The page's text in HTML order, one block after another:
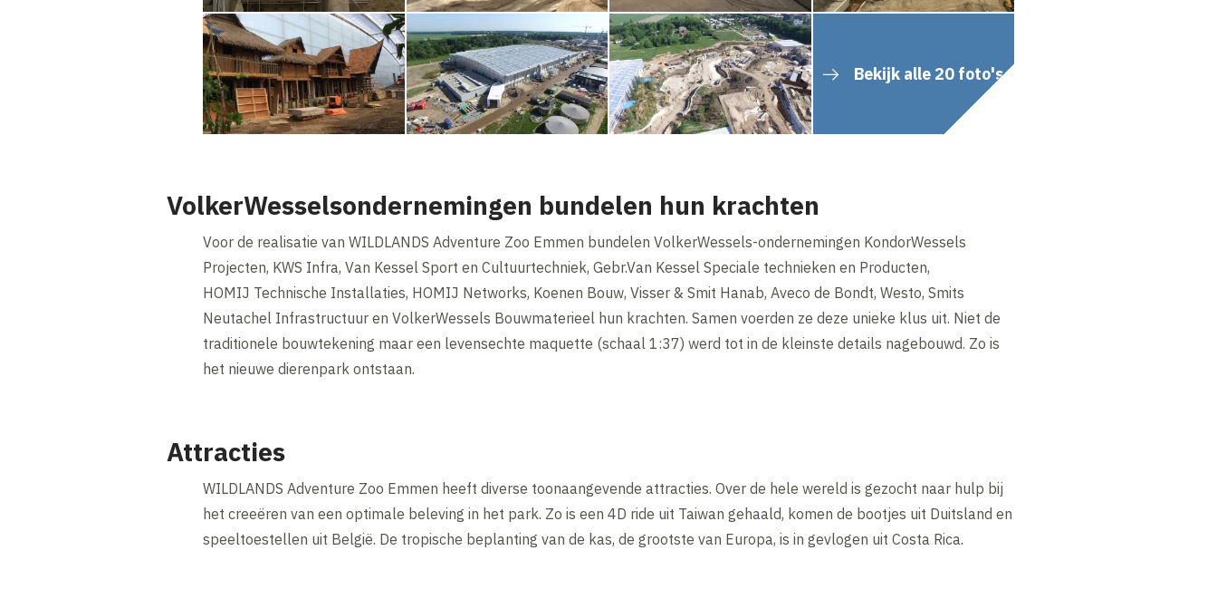
Bekijk alle 20 foto's
VolkerWesselsondernemingen bundelen hun krachten
Voor de realisatie van WILDLANDS Adventure Zoo Emmen bundelen VolkerWessels-ondernemingen KondorWessels
Projecten, KWS Infra, Van Kessel Sport en Cultuurtechniek, Gebr.Van Kessel Speciale technieken en Producten,
HOMIJ Technische Installaties, HOMIJ Networks, Koenen Bouw, Visser & Smit Hanab, Aveco de Bondt, Westo, Smits
Neutachel Infrastructuur en VolkerWessels Bouwmaterieel hun krachten. Samen voerden ze deze unieke klus uit. Niet de
traditionele bouwtekening maar een levensechte maquette (schaal 1:37) werd tot in de kleinste details nagebouwd. Zo is
het nieuwe dierenpark ontstaan.
Attracties
WILDLANDS Adventure Zoo Emmen heeft diverse toonaangevende attracties. Over de hele wereld is gezocht naar hulp bij
het creeëren van een optimale beleving in het park. Zo is een 4D ride uit Taiwan gehaald, komen de bootjes uit Duitsland en
speeltoestellen uit België. De tropische beplanting van de kas, de grootste van Europa, is in gevlogen uit Costa Rica.